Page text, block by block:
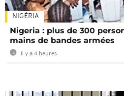
NIGÉRIA
Nigeria : plus de 300
mains de bandes armées
Il y a 4 heures